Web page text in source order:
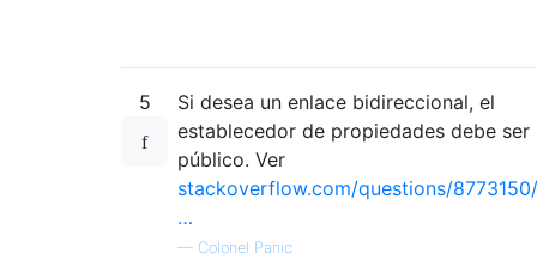
5
Si desea un enlace bidireccional, el
establecedor de propiedades debe ser
público. Ver
stackoverflow.com/questions/8773150/
…
— Colonel Panic